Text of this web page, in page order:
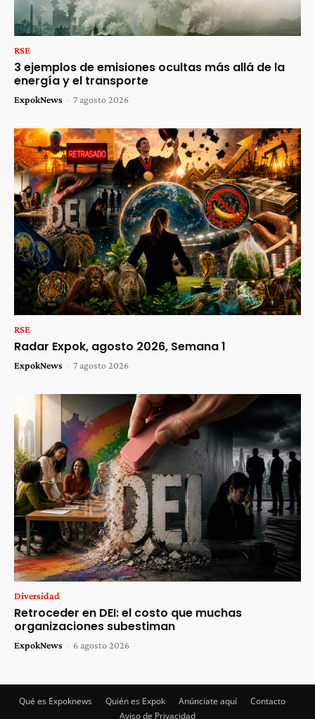
RSE
3 ejemplos de emisiones ocultas más allá de la
energía y el transporte
ExpokNews - 7 agosto 2026
RSE
Radar Expok, agosto 2026, Semana 1
ExpokNews - 7 agosto 2026
Diversidad
Retroceder en DEI: el costo que muchas
organizaciones subestiman
ExpokNews - 6 agosto 2026
Qué es Expoknews Quién es Expok Anúnciate aquí
Contacto
Aviso de Privacidad